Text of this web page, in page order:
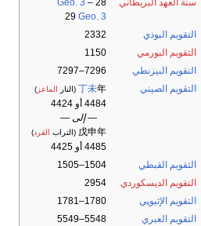
سنة العهد البريطاني
28
Geo. 3 –
29 Geo. 3
التقويم البوذي
2332
التقويم البورمي
1150
التقويم البيزنطي
7296–7297
التقويم الصيني
丁未年 (النار الماعز )
4484 أو 4424
— إلى —
戊申年 (التراب القرد)
4485 أو 4425
التقويم القبطي
1504–1505
التقويم الديسكوردي
2954
التقويم الإثيوپي
1780–1781
التقويم العبري
5548–5549